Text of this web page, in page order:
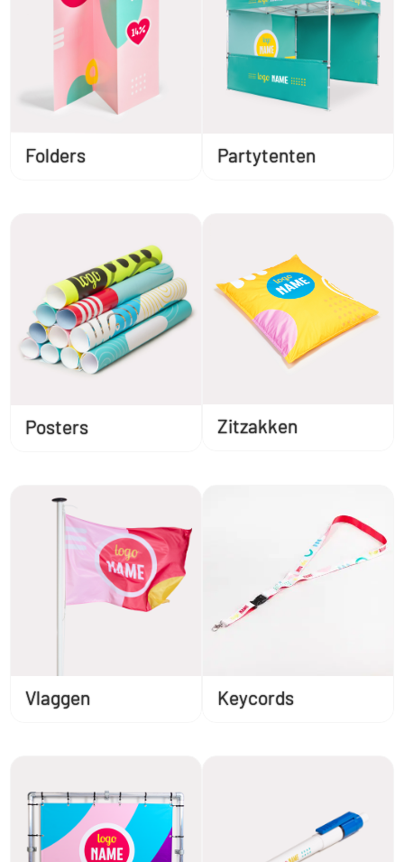
Folders Partytenten
Posters Zitzakken
Vlaggen Keycords